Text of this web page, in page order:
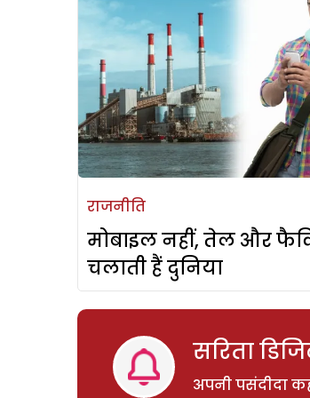
राजनीति
मोबाइल नहीं, तेल और
चलाती हैं दुनिया
सरिता
अपनी पसंदीदा